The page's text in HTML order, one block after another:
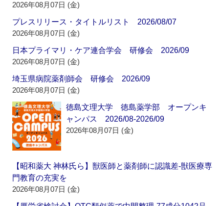
2026年08月07日 (金)
プレスリリース・タイトルリスト 2026/08/07
2026年08月07日 (金)
日本プライマリ・ケア連合学会 研修会 2026/09
2026年08月07日 (金)
埼玉県病院薬剤師会 研修会 2026/09
2026年08月07日 (金)
徳島文理大学 徳島薬学部 オープンキ
ャンパス 2026/08-2026/09
2026年08月07日 (金)
【昭和薬大 神林氏ら】獣医師と薬剤師に認識差‐獣医療専
門教育の充実を
2026年08月07日 (金)